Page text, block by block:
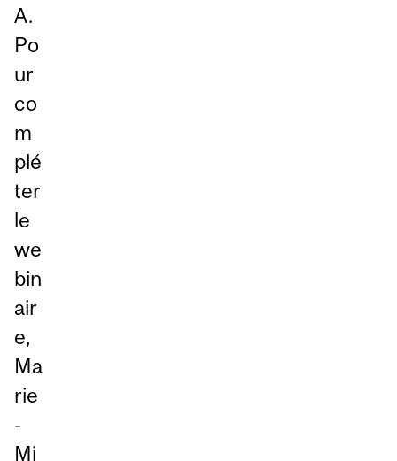
A.
Po
ur
co
m
plé
ter
le
we
bin
air
e,
Ma
rie
-
Mi